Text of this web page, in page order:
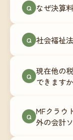
業者さま
180,000
談にも
Q なぜ決算
次で進め
リプショ
コストが
Q 社会福祉
は営利法
め、別途
Q 現在他の
できます
ます。前
簿デー
Q MFクラウ
外の会計